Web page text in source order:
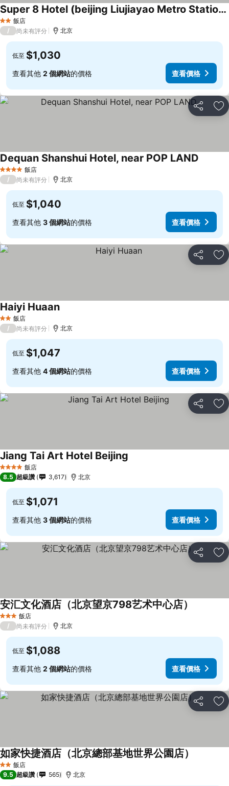
2 星級飯店
Super 8 Hotel (beijing Liujiayao Metro Station Oriental Hospital)
/ 尚未有評分 北京
低至 $1,030
查看其他 2 個網站的價格 查看價格
分享 加
4 星級 飯店
Dequan Shanshui Hotel, near POP LAND
/ 尚未有評分 北京
低至 $1,040
查看其他 3 個網站的價格 查看價格
分享 加
2 星級飯店
Haiyi Huaan
/ 尚未有評分 北京
低至 $1,047
查看其他 4 個網站的價格 查看價格
分享 加
4 星級 飯店
Jiang Tai Art Hotel Beijing
8.5 超級讚 3,617 北京
低至 $1,071
查看其他 3 個網站的價格 查看價格
分享 加
3 星級 飯店
安汇文化酒店（北京望京798艺术中心店）
/ 尚未有評分 北京
低至 $1,088
查看其他 2 個網站的價格 查看價格
分享 加
2 星級飯店
如家快捷酒店（北京總部基地世界公園店）
9.5 超級讚 565 北京